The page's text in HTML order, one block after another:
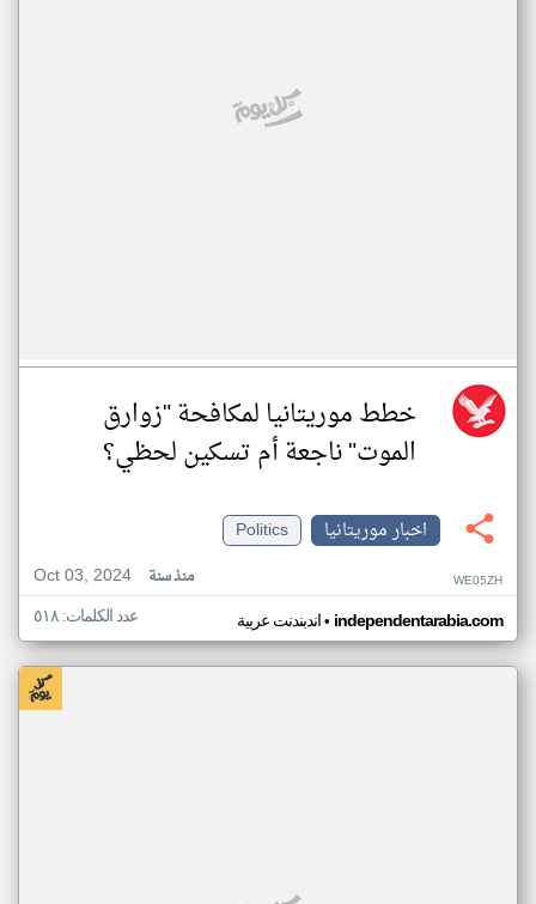
خطط موريتانيا لمكافحة "زوارق
الموت" ناجعة أم تسكين لحظي؟
اخبار موريتانيا
Politics
Oct 03, 2024
منذ سنة WE05ZH
اندبندنت عربية• independentarabia.com عدد الكلمات: ٥١٨